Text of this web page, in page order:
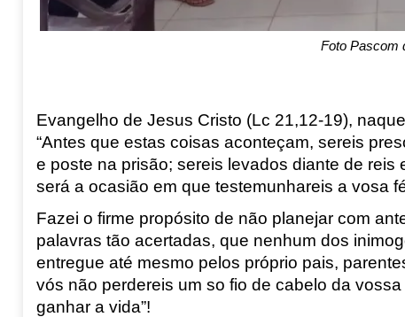
Foto Pascom
Evangelho de Jesus Cristo (Lc 21,12-19), n
“Antes que estas coisas aconteçam, sereis
e poste na prisão; sereis levados diante de reis
será a ocasião em que testemunhareis a vosa
Fazei o firme propósito de não planejar com
palavras tão acertadas, que nenhum dos
entregue até mesmo pelos próprio pais,
vós não perdereis um so fio de cabelo da
ganhar a vida”!